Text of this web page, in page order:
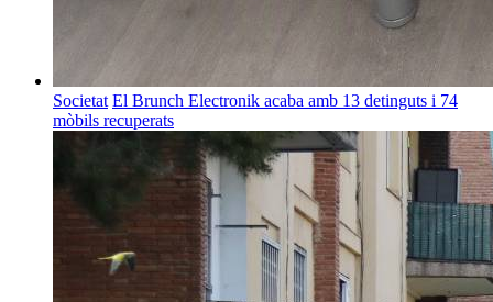
Societat El Brunch Electronik acaba amb 13 detinguts i 74
mòbils recuperats